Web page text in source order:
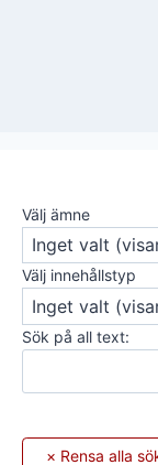
Välj ämne
Välj innehållstyp
Sök på all text: